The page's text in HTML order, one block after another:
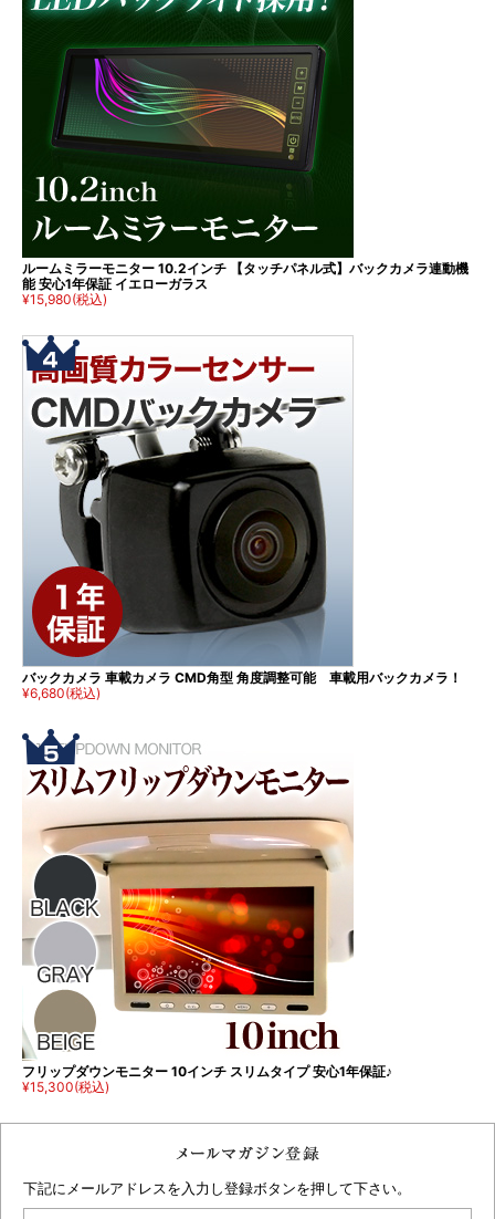
ルームミラーモニター 10.2インチ 【タッチパネル式】バックカメラ連動機
能 安心1年保証 イエローガラス
¥15,980(税込)
バックカメラ 車載カメラ CMD角型 角度調整可能 車載用バックカメラ！
¥6,680(税込)
フリップダウンモニター 10インチ スリムタイプ 安心1年保証♪
¥15,300(税込)
下記にメールアドレスを入力し登録ボタンを押して下さい。